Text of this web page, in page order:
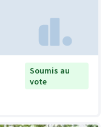
Soumis au
vote